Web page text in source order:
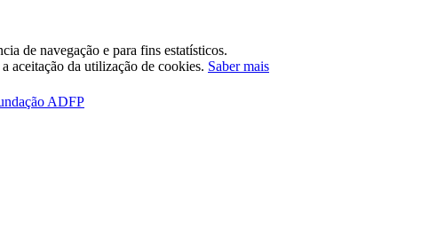
de navegação e para fins estatísticos.
aceitação da utilização de cookies. Saber mais